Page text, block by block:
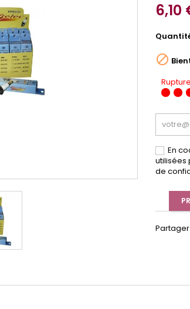
6,10

En
utilisées
de
Partager